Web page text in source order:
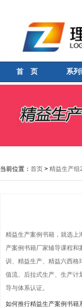
首 页 系列
当前位置： 首页 > 精益生产组
精益生产案例书籍，就选上
产案例书籍厂家辅导课程
训、精益生产、精益六西格
值流、后拉式生产、生产计
导与体系认证。
如何推行精益生产案例书籍